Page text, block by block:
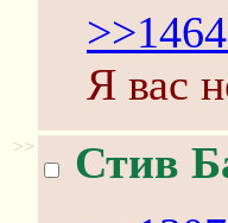
Я вас
>> Стив